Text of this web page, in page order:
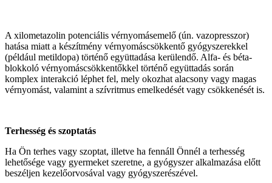
A xilometazolin potenciális vérnyomásemelő (ún. vazopresszor)
hatása miatt a készítmény vérnyomáscsökkentő gyógyszerekkel
(például metildopa) történő együttadása kerülendő. Alfa- és béta-
blokkoló vérnyomáscsökkentőkkel történő együttadás során
komplex interakció léphet fel, mely okozhat alacsony vagy magas
vérnyomást, valamint a szívritmus emelkedését vagy csökkenését is.
Terhesség és szoptatás
Ha Ön terhes vagy szoptat, illetve ha fennáll Önnél a terhesség
lehetősége vagy gyermeket szeretne, a gyógyszer alkalmazása előtt
beszéljen kezelőorvosával vagy gyógyszerészével.